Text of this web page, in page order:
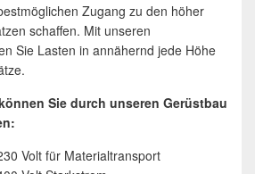
Zugang zu den höher
schaffen. Mit unseren
Sie Lasten in annähernd jede Höhe
Sie durch unseren Gerüstbau
Volt für Materialtransport